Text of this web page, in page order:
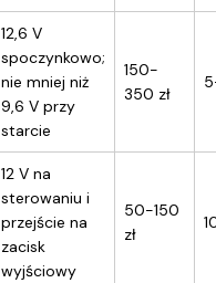
12,6 V
spoczynkowo;
nie mniej niż
9,6 V przy
starcie
150-
350 zł
12 V na
sterowaniu i
przejście na
zacisk
wyjściowy
50-150
zł